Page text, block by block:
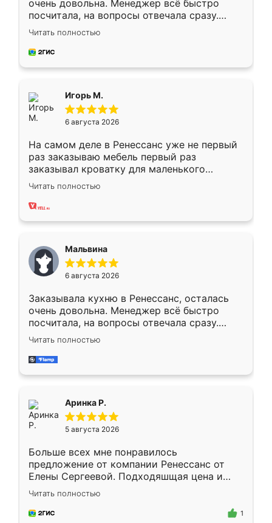
очень довольна. Менеджер всё быстро
посчитала, на вопросы отвечала сразу.
Замерщик приехал в субботу, подошёл к
делу со всей ответственностью. Собрали
за день, ребята работали аккуратно, даже
Читать полностью
Игорь М.
6 августа 2026
На самом деле в Ренессанс уже не первый
раз заказываю мебель первый раз
заказывал кроватку для маленького
ребёнка при его рождении ,во второй раз
заказал шкаф-купе. По качеству очень
хорошее сборка достаточно быстрая,
меньше, здесь же он более разнообразный.
Мне нравится ,если что-то потребуется из
мебели буду заказывать только здесь.
Читать полностью
Мальвина
6 августа 2026
Заказывала кухню в Ренессанс, осталась
очень довольна. Менеджер всё быстро
посчитала, на вопросы отвечала сразу.
Замерщик приехал в субботу, подошёл к
делу со всей ответственностью. Собрали
за день, ребята работали аккуратно, даже
Читать полностью
Аринка Р.
5 августа 2026
Больше всех мне понравилось
предложение от компании Ренессанс от
Елены Сергеевой. Подходяшщая цена и
короткие сроки изготовления. Приехавший
для замера сотрудник Владислав
предложил по моему эскизу самый
Читать полностью
1